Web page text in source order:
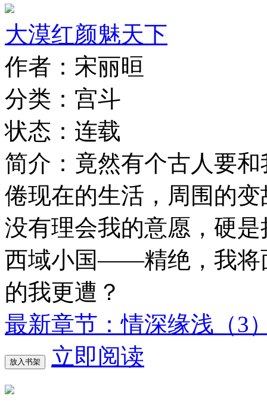
大漠红颜魅天下
作者：宋丽晅
分类：宫斗
状态：连载
简介：竟然有个古人要
倦现在的生活，周围的
没有理会我的意愿，硬
西域小国——精绝，我将
的我更遭？
最新章节：情深缘浅（3
放入书架 立即阅读